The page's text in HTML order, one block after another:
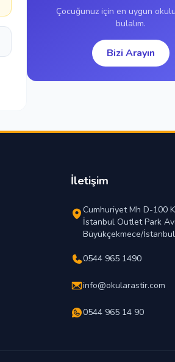
Çocuğunuz için en uygun
bulalım.
Bizi Arayın
İletişim
Cumhuriyet Mh D-100
İstanbul Outlet Park
Büyükçekmece/İstanbul
0544 965 1490
info@okularastir.com
0544 965 14 90